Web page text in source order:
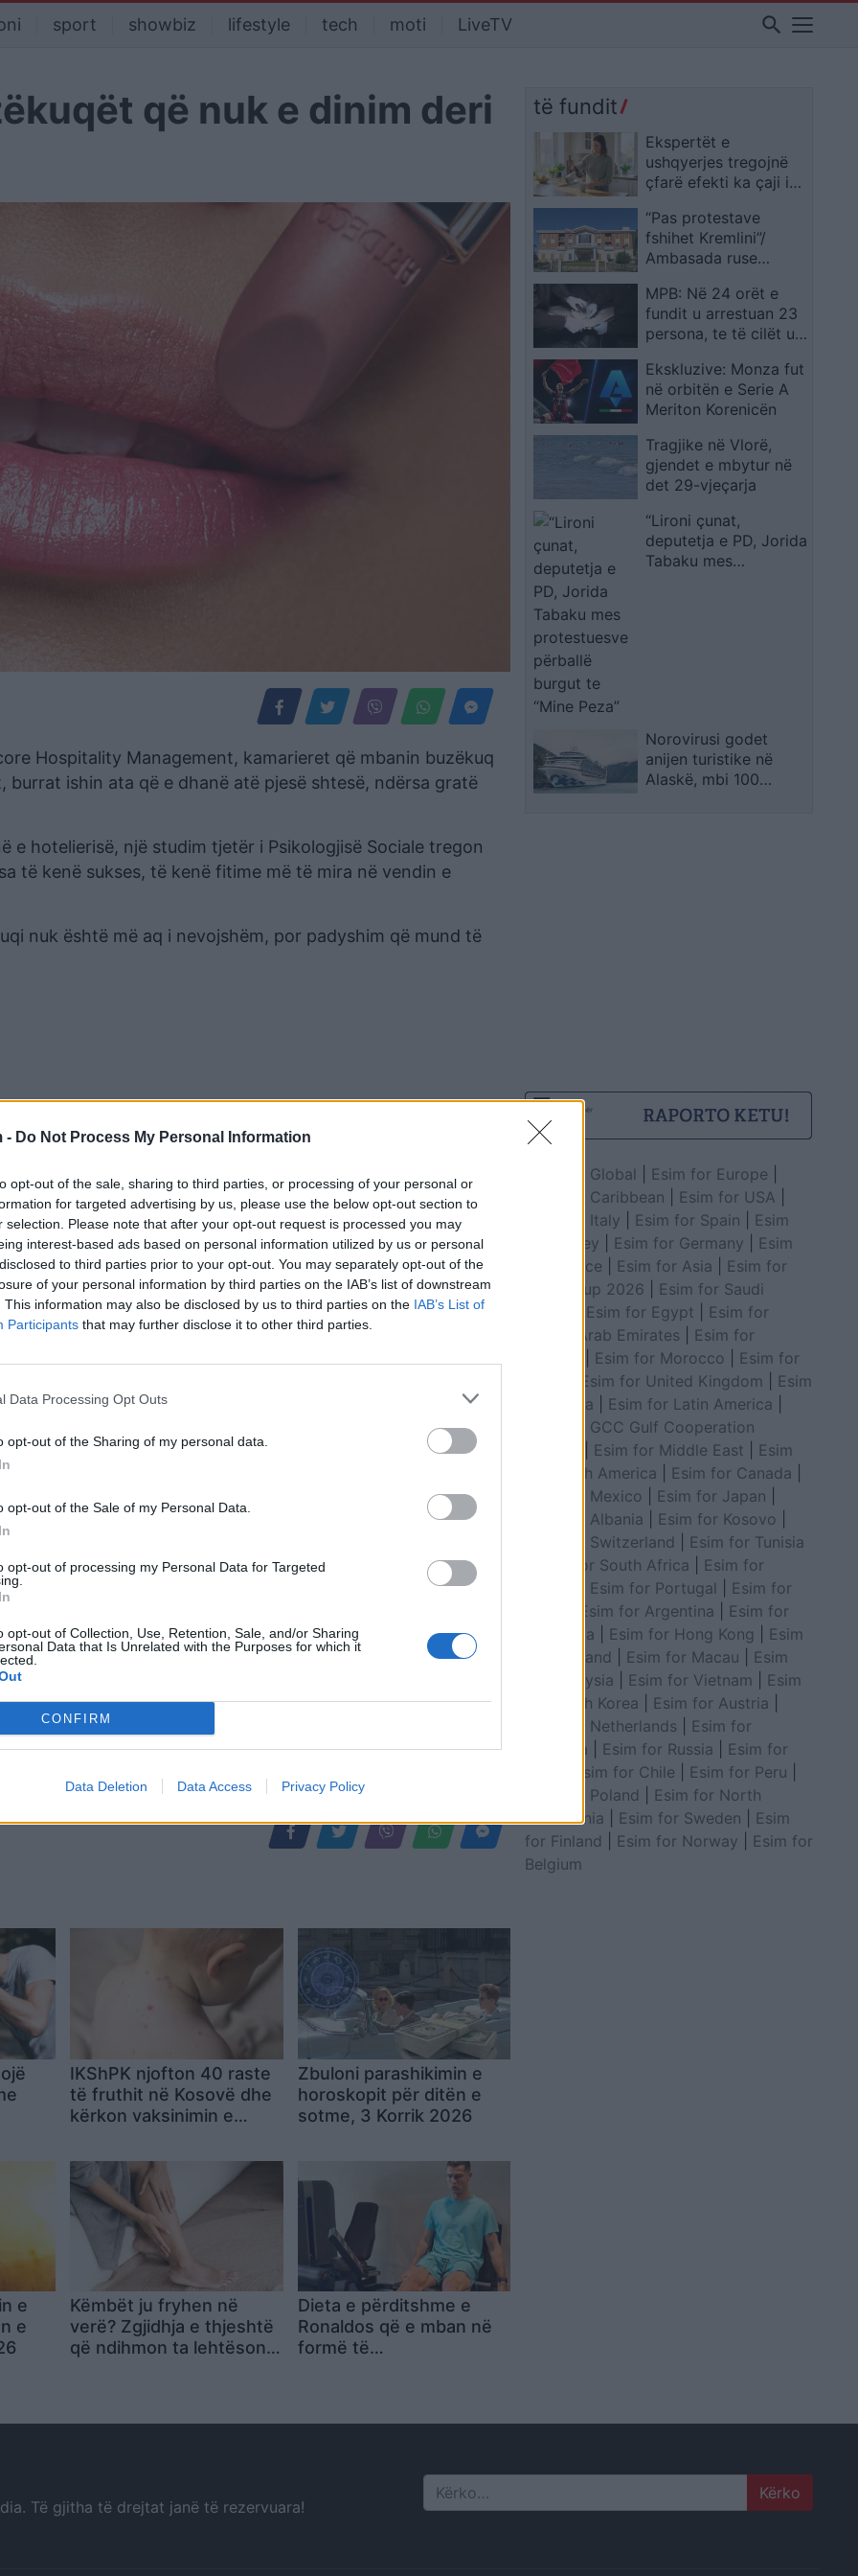
- Do Not Process My Personal Information
opt-out of the sale, sharing to third parties, or processing of your personal or
for targeted advertising by us, please use the below opt-out section to
selection. Please note that after your opt-out request is processed you may
interest-based ads based on personal information utilized by us or personal
to third parties prior to your opt-out. You may separately opt-out of the
of your personal information by third parties on the IAB’s list of downstream
This information may also be disclosed by us to third parties on the IAB’s List of
Participants that may further disclose it to other third parties.
Data Processing Opt Outs
opt-out of the Sharing of my personal data.
opt-out of the Sale of my Personal Data.
opt-out of processing my Personal Data for Targeted
opt-out of Collection, Use, Retention, Sale, and/or Sharing
Data that Is Unrelated with the Purposes for which it
CONFIRM
Data Deletion Data Access Privacy Policy
sport showbiz lifestyle tech moti LiveTV search
që nuk e dinim deri
Hospitality Management, kamarieret që mbanin buzëkuq
ishin ata që e dhanë atë pjesë shtesë, ndërsa gratë
e hotelierisë, një studim tjetër i Psikologjisë Sociale tregon
të kenë sukses, të kenë fitime më të mira në vendin e
nuk është më aq i nevojshëm, por padyshim që mund të
kur ndërroi jetë nëna
buzëkuq
pamjen e jashtme, duke i
nuk e lë jashtë paraqitjes
kur nëna e saj ka ndërruar
i ka lyer buzët në një
Iris Luarasi: Edhe kur më ndërroi jetë nëna
vendosa buzëkuq (VIDEO)
apo edhe në auditorët e shkollës, shfaqet
buzët e kuqe. Ajo kujdeset që gjithmonë të
përpiqet që të gjejë mundësinë t’i lyejë
IKShPK njofton 40 raste
të fruthit në Kosovë dhe
kërkon vaksinimin e
Zbuloni parashikimin e
horoskopit për ditën e
sotme, 3 Korrik 2026
e
e
Këmbët ju fryhen në
verë? Zgjidhja e thjeshtë
që ndihmon ta lehtësoni
Dieta e përditshme e
Ronaldos që e mban në
formë të
të fundit
Ekspertët e
ushqyerjes tregojnë
çfarë efekti ka çaji i
mëlçisë
“Pas protestave
fshihet Kremlini”/
Ambasada ruse
së Ballës: Na habitën!
Qeveria të ketë kujdes
me deklaratat, po
nuk ka
MPB: Në 24 orët e
fundit u arrestuan 23
persona, te të cilët u
narkotike
Ekskluzive: Monza fut
në orbitën e Serie A
Meriton Korenicën
Tragjike në Vlorë,
gjendet e mbytur në
det 29-vjeçarja
“Lironi çunat,
deputetja e PD, Jorida
Tabaku mes
Norovirusi godet
anijen turistike në
Alaskë, mbi 100
Esim for Global Esim for Europe
Esim for Caribbean
Esim for USA
Esim for Italy
Esim for Spain
Esim
for Turkey
Esim for Germany
Esim
for Greece
Esim for Asia
Esim for
World Cup 2026
Esim for Saudi
Esim for Egypt
Esim for
United Arab Emirates
Esim for
Esim for Morocco
Esim for
Esim for United Kingdom
Esim
for Africa
Esim for Latin America
Esim for GCC Gulf Cooperation
Esim for Middle East
Esim
for South America
Esim for Canada
Esim for Mexico
Esim for Japan
Esim for Albania
Esim for Kosovo
Esim for Switzerland
Esim for Tunisia
Esim for South Africa
Esim for
Esim for Portugal
Esim for
Esim for Argentina
Esim for
Colombia
Esim for Hong Kong
Esim
for Thailand
Esim for Macau
Esim
for Malaysia
Esim for Vietnam
Esim
for South Korea
Esim for Austria
Esim for Netherlands
Esim for
Australia
Esim for Russia
Esim for
Esim for Chile Esim for Peru
Esim for Poland
Esim for North
Macedonia
Esim for Sweden
Esim
for Finland
Esim for Norway
Esim for
Belgium
Të gjitha të drejtat janë të rezervuara! Search